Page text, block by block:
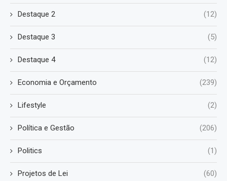
Destaque 2 (12)
Destaque 3 (5)
Destaque 4 (12)
Economia e Orçamento (239)
Lifestyle (2)
Política e Gestão (206)
Politics (1)
Projetos de Lei (60)